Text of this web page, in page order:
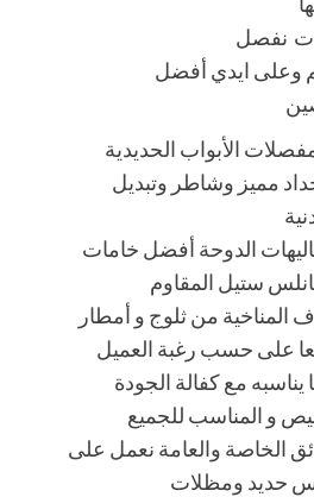
نفصل
وعلى ايدي أفضل
الأبواب الحديدية
مميز وشاطر وتبديل
الدوحة أفضل خامات
ستيل المقاوم
المناخية من ثلوج و أمطار
على حسب رغبة العميل
يناسبه مع كفالة الجودة
و المناسب للجميع
الخاصة والعامة نعمل على
حديد ومظلات